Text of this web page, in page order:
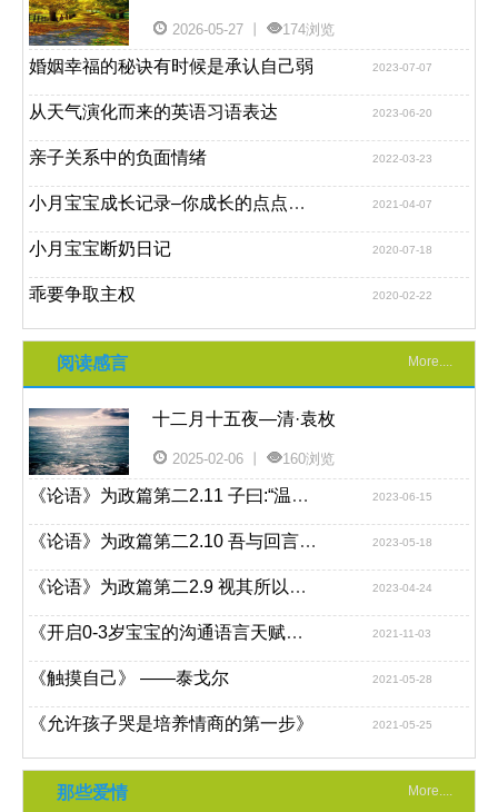
2026-05-27 丨 174浏览
婚姻幸福的秘诀有时候是承认自己弱 2023-07-07
从天气演化而来的英语习语表达 2023-06-20
亲子关系中的负面情绪 2022-03-23
小月宝宝成长记录–你成长的点点滴滴都可爱，爱你爱你 2021-04-07
小月宝宝断奶日记 2020-07-18
乖要争取主权 2020-02-22
阅读感言 More....
十二月十五夜—清·袁枚
2025-02-06 丨 160浏览
《论语》为政篇第二2.11 子曰:“温故而知新，可以为师矣。” 2023-06-15
《论语》为政篇第二2.10 吾与回言终日，不违如愚 2023-05-18
《论语》为政篇第二2.9 视其所以，观其所由 2023-04-24
《开启0-3岁宝宝的沟通语言天赋》读后感 2021-11-03
《触摸自己》 ——泰戈尔 2021-05-28
《允许孩子哭是培养情商的第一步》 2021-05-25
那些爱情 More....